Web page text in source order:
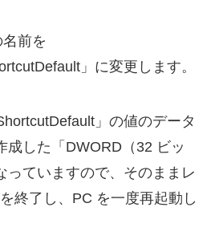
前を
」に変更します。
」の値のデータ
成した「DWORD（32 ビッ
っていますので、そのままレ
終了し、PC を一度再起動し